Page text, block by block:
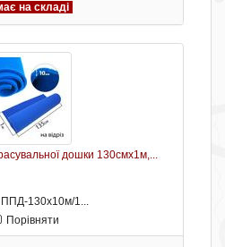
на складі
дошки 130смх1м,...
130х10м/1...
Порівняти